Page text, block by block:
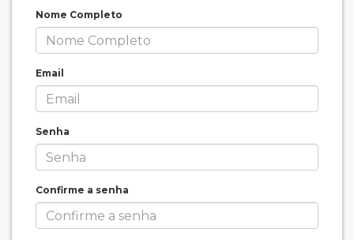
Nome Completo
Email
Senha
Confirme a senha